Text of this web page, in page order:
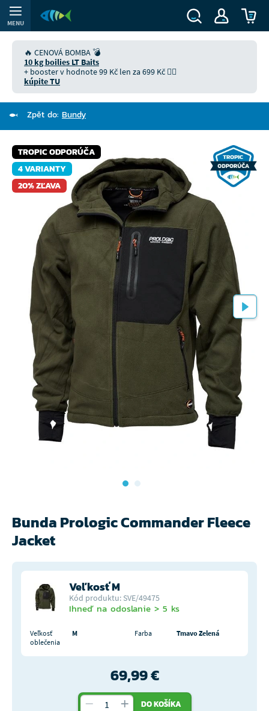
MENU
🔥 CENOVÁ BOMBA 💣
10 kg boilies LT Baits
+ booster v hodnote 99 Kč len za 699 Kč 👉🏻
kúpite TU
Zpět do: Bundy
TROPIC ODPORÚČA
4 VARIANTY
20% ZĽAVA
Bunda Prologic Commander Fleece
Jacket
Veľkosť M
Kód produktu: SVE/49475
Ihneď na odoslanie > 5 ks
Veľkosť
oblečenia
M Farba Tmavo Zelená
69,99 €
DO KOŠÍKA